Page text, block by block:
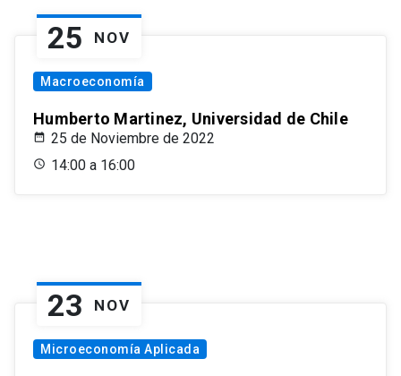
25 NOV
Macroeconomía
Humberto Martinez, Universidad de Chile
25 de Noviembre de 2022
14:00 a 16:00
23 NOV
Microeconomía Aplicada